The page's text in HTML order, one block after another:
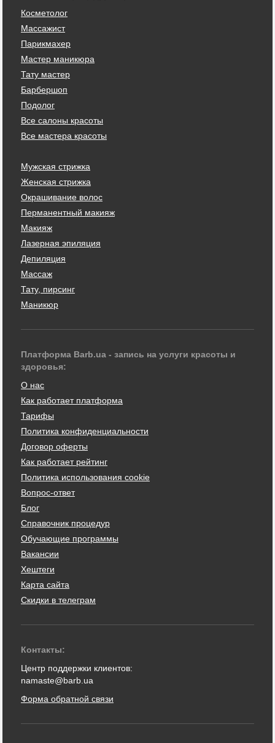
Косметолог
Массажист
Парикмахер
Мастер маникюра
Тату мастер
Барбершоп
Подолог
Все салоны красоты
Все мастера красоты
Мужская стрижка
Женская стрижка
Окрашивание волос
Перманентный макияж
Макияж
Лазерная эпиляция
Депиляция
Массаж
Тату, пирсинг
Маникюр
Платформа Barb.ua - запись на услуги красоты и
здоровья:
О нас
Как работает платформа
Тарифы
Политика конфиденциальности
Договор оферты
Как работает рейтинг
Политика использования cookie
Вопрос-ответ
Блог
Справочник процедур
Обучающие программы
Вакансии
Хештеги
Карта сайта
Скидки в телеграм
Контакты:
Центр поддержки клиентов:
namaste@barb.ua
Форма обратной связи